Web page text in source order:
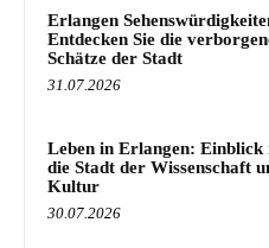
Erlangen
Entdecken Sie die
Schätze der Stadt
31.07.2026
Leben in Erlangen: Einblick
die Stadt der Wissenschaft
Kultur
30.07.2026